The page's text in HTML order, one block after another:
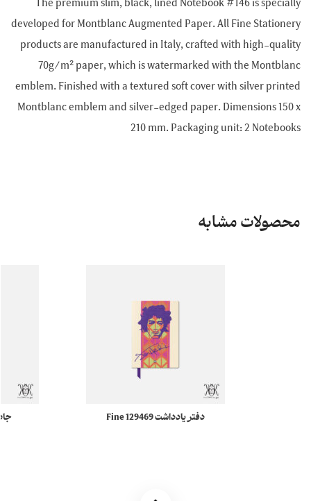
developed for Montblanc Augmented Paper. All Fine Stationery
products are manufactured in Italy, crafted with high-quality
70g/m² paper, which is watermarked with the Montblanc
emblem. Finished with a textured soft cover with silver printed
Montblanc emblem and silver-edged paper. Dimensions 150 x
210 mm. Packaging unit: 2 Notebooks
محصولات مشابه
دفتر یادداشت 129469 Fine